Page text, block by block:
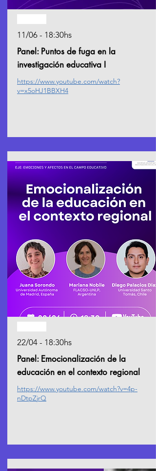
11/06 - 18:30hs
Panel: Puntos de fuga en la
investigación educativa I
https://www.youtube.com/watch?
v=x5oHJ1BBXH4
22/04 - 18:30hs
Panel: Emocionalización de la
educación en el contexto regional
https://www.youtube.com/watch?v=4p-
nDtpZjrQ